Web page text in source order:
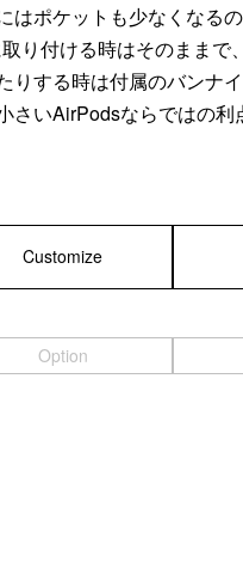
はポケットも少なくなる
り付ける時はそのままで
りする時は付属のバンナ
いAirPodsならではの利
Customize
Option